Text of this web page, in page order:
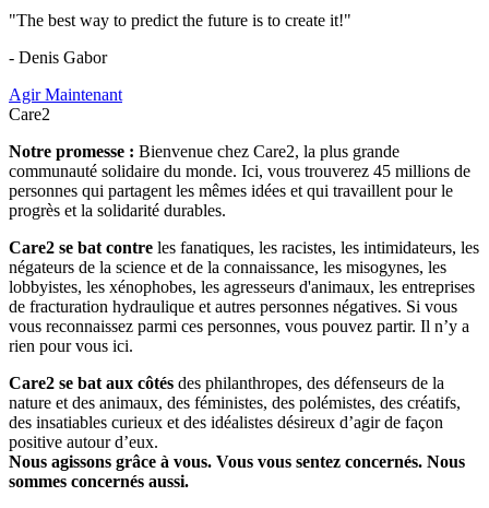
"The best way to predict the future is to create it!"
- Denis Gabor
Agir Maintenant
Care2
Notre promesse : Bienvenue chez Care2, la plus grande
communauté solidaire du monde. Ici, vous trouverez 45 millions de
personnes qui partagent les mêmes idées et qui travaillent pour le
progrès et la solidarité durables.
Care2 se bat contre les fanatiques, les racistes, les intimidateurs, les
négateurs de la science et de la connaissance, les misogynes, les
lobbyistes, les xénophobes, les agresseurs d'animaux, les entreprises
de fracturation hydraulique et autres personnes négatives. Si vous
vous reconnaissez parmi ces personnes, vous pouvez partir. Il n’y a
rien pour vous ici.
Care2 se bat aux côtés des philanthropes, des défenseurs de la
nature et des animaux, des féministes, des polémistes, des créatifs,
des insatiables curieux et des idéalistes désireux d’agir de façon
positive autour d’eux.
Nous agissons grâce à vous. Vous vous sentez concernés. Nous
sommes concernés aussi.